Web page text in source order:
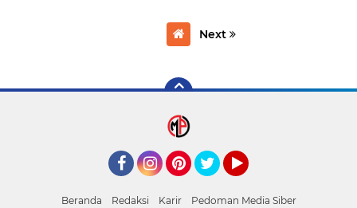
Next
Beranda Redaksi Karir Pedoman Media Siber